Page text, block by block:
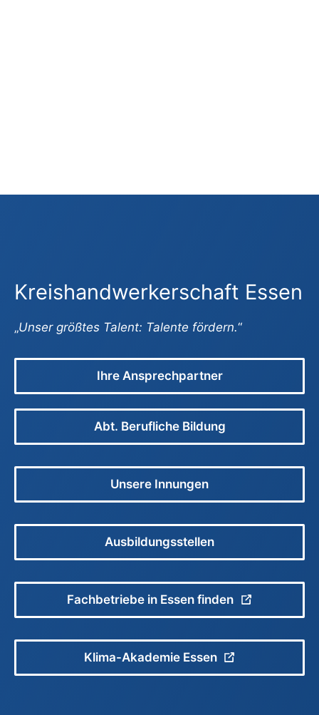
Kreishandwerkerschaft Essen
„Unser größtes Talent: Talente fördern.“
Ihre Ansprechpartner
Abt. Berufliche Bildung
Unsere Innungen
Ausbildungsstellen
Fachbetriebe in Essen finden
Klima-Akademie Essen